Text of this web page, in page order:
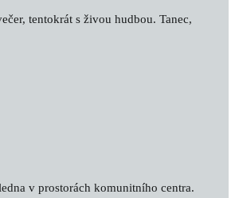
tentokrát s živou hudbou. Tanec,
v prostorách komunitního centra.